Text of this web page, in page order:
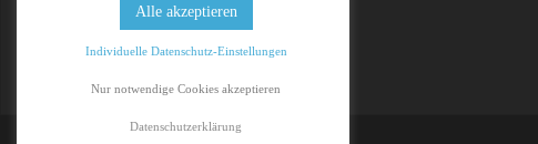
Alle akzeptieren
Individuelle Datenschutz-Einstellungen
Nur notwendige Cookies akzeptieren
Datenschutzerklärung